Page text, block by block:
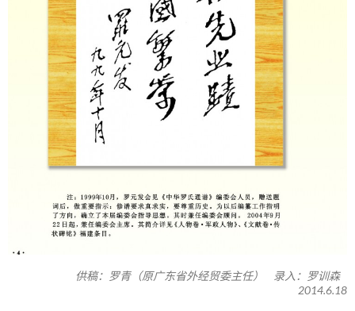
供稿：罗青（原广东省外经贸委主任） 录入：罗训森
2014.6.18